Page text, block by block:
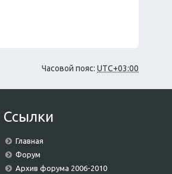
Часовой пояс: UTC+03:00
Ссылки
Главная
Форум
Архив форума 2006-2010